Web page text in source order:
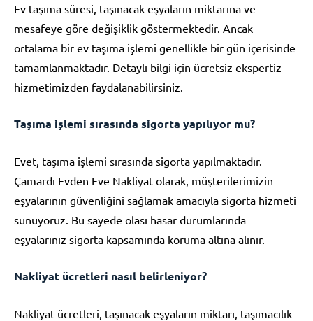
Ev taşıma süresi, taşınacak eşyaların miktarına ve
mesafeye göre değişiklik göstermektedir. Ancak
ortalama bir ev taşıma işlemi genellikle bir gün içerisinde
tamamlanmaktadır. Detaylı bilgi için ücretsiz ekspertiz
hizmetimizden faydalanabilirsiniz.
Taşıma işlemi sırasında sigorta yapılıyor mu?
Evet, taşıma işlemi sırasında sigorta yapılmaktadır.
Çamardı Evden Eve Nakliyat olarak, müşterilerimizin
eşyalarının güvenliğini sağlamak amacıyla sigorta hizmeti
sunuyoruz. Bu sayede olası hasar durumlarında
eşyalarınız sigorta kapsamında koruma altına alınır.
Nakliyat ücretleri nasıl belirleniyor?
Nakliyat ücretleri, taşınacak eşyaların miktarı, taşımacılık